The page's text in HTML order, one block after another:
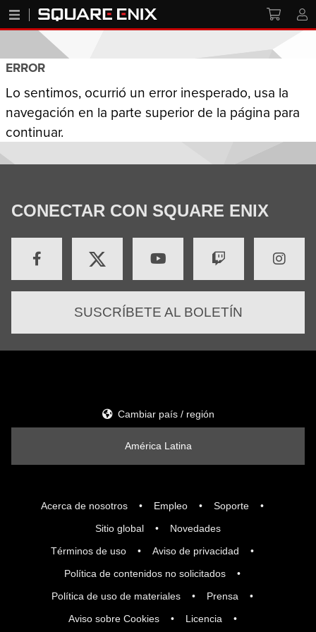
ERROR
Lo sentimos, ocurrió un error inesperado, usa la
navegación en la parte superior de la página para
continuar.
CONECTAR CON SQUARE ENIX
SUSCRÍBETE AL BOLETÍN
Acerca de nosotros Empleo
Soporte
Sitio global
Novedades
Términos de uso
Aviso de privacidad
Política de contenidos no solicitados
Política de uso de materiales
Prensa
Aviso sobre Cookies
Licencia
Cambiar país / región
América Latina